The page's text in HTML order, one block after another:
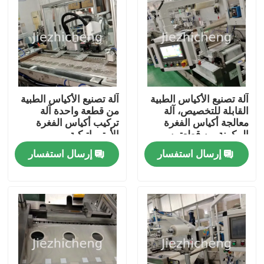
عنّا
جولة في المصنع
مراقبة الجودة
اتصل بنا
ماكينات تعبئة الاجهزة الطبية
ماكينة تصنيع المعدات الطبية
آلة تصنيع الأكياس الطبية
القابلة للتخصيص، آلة
معالجة أكياس الفغرة
المكونة من قطعتين
إرسال استفسار
آلة تصنيع الأكياس الطبية
من قطعة واحدة آلة
تركيب أكياس الفغرة
الأوتوماتيكية
إرسال استفسار